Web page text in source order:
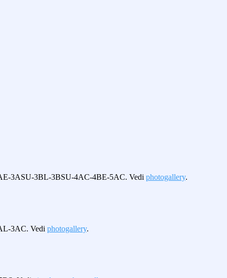
3ASU-3BL-3BSU-4AC-4BE-5AC. Vedi photogallery.
3AC. Vedi photogallery.